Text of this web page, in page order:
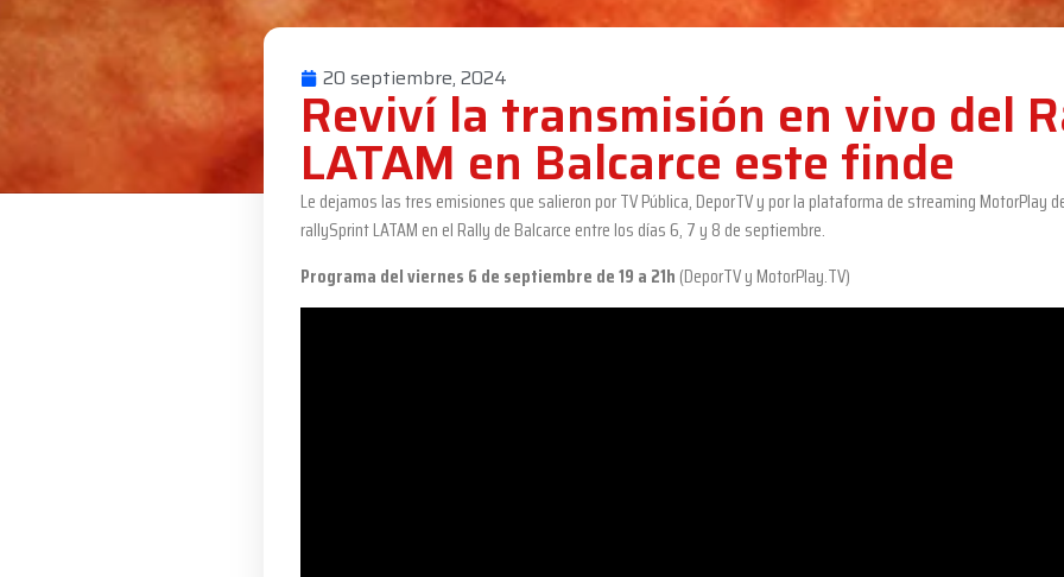
20 septiembre, 2024
Reviví la transmisión en vivo del
LATAM en Balcarce este finde
Le dejamos las tres emisiones que salieron por TV Pública, DeporTV y por la plataforma de streaming MotorPlay
rallySprint LATAM en el Rally de Balcarce entre los días 6, 7 y 8 de septiembre.
Programa del viernes 6 de septiembre de 19 a 21h (DeporTV y MotorPlay.TV)